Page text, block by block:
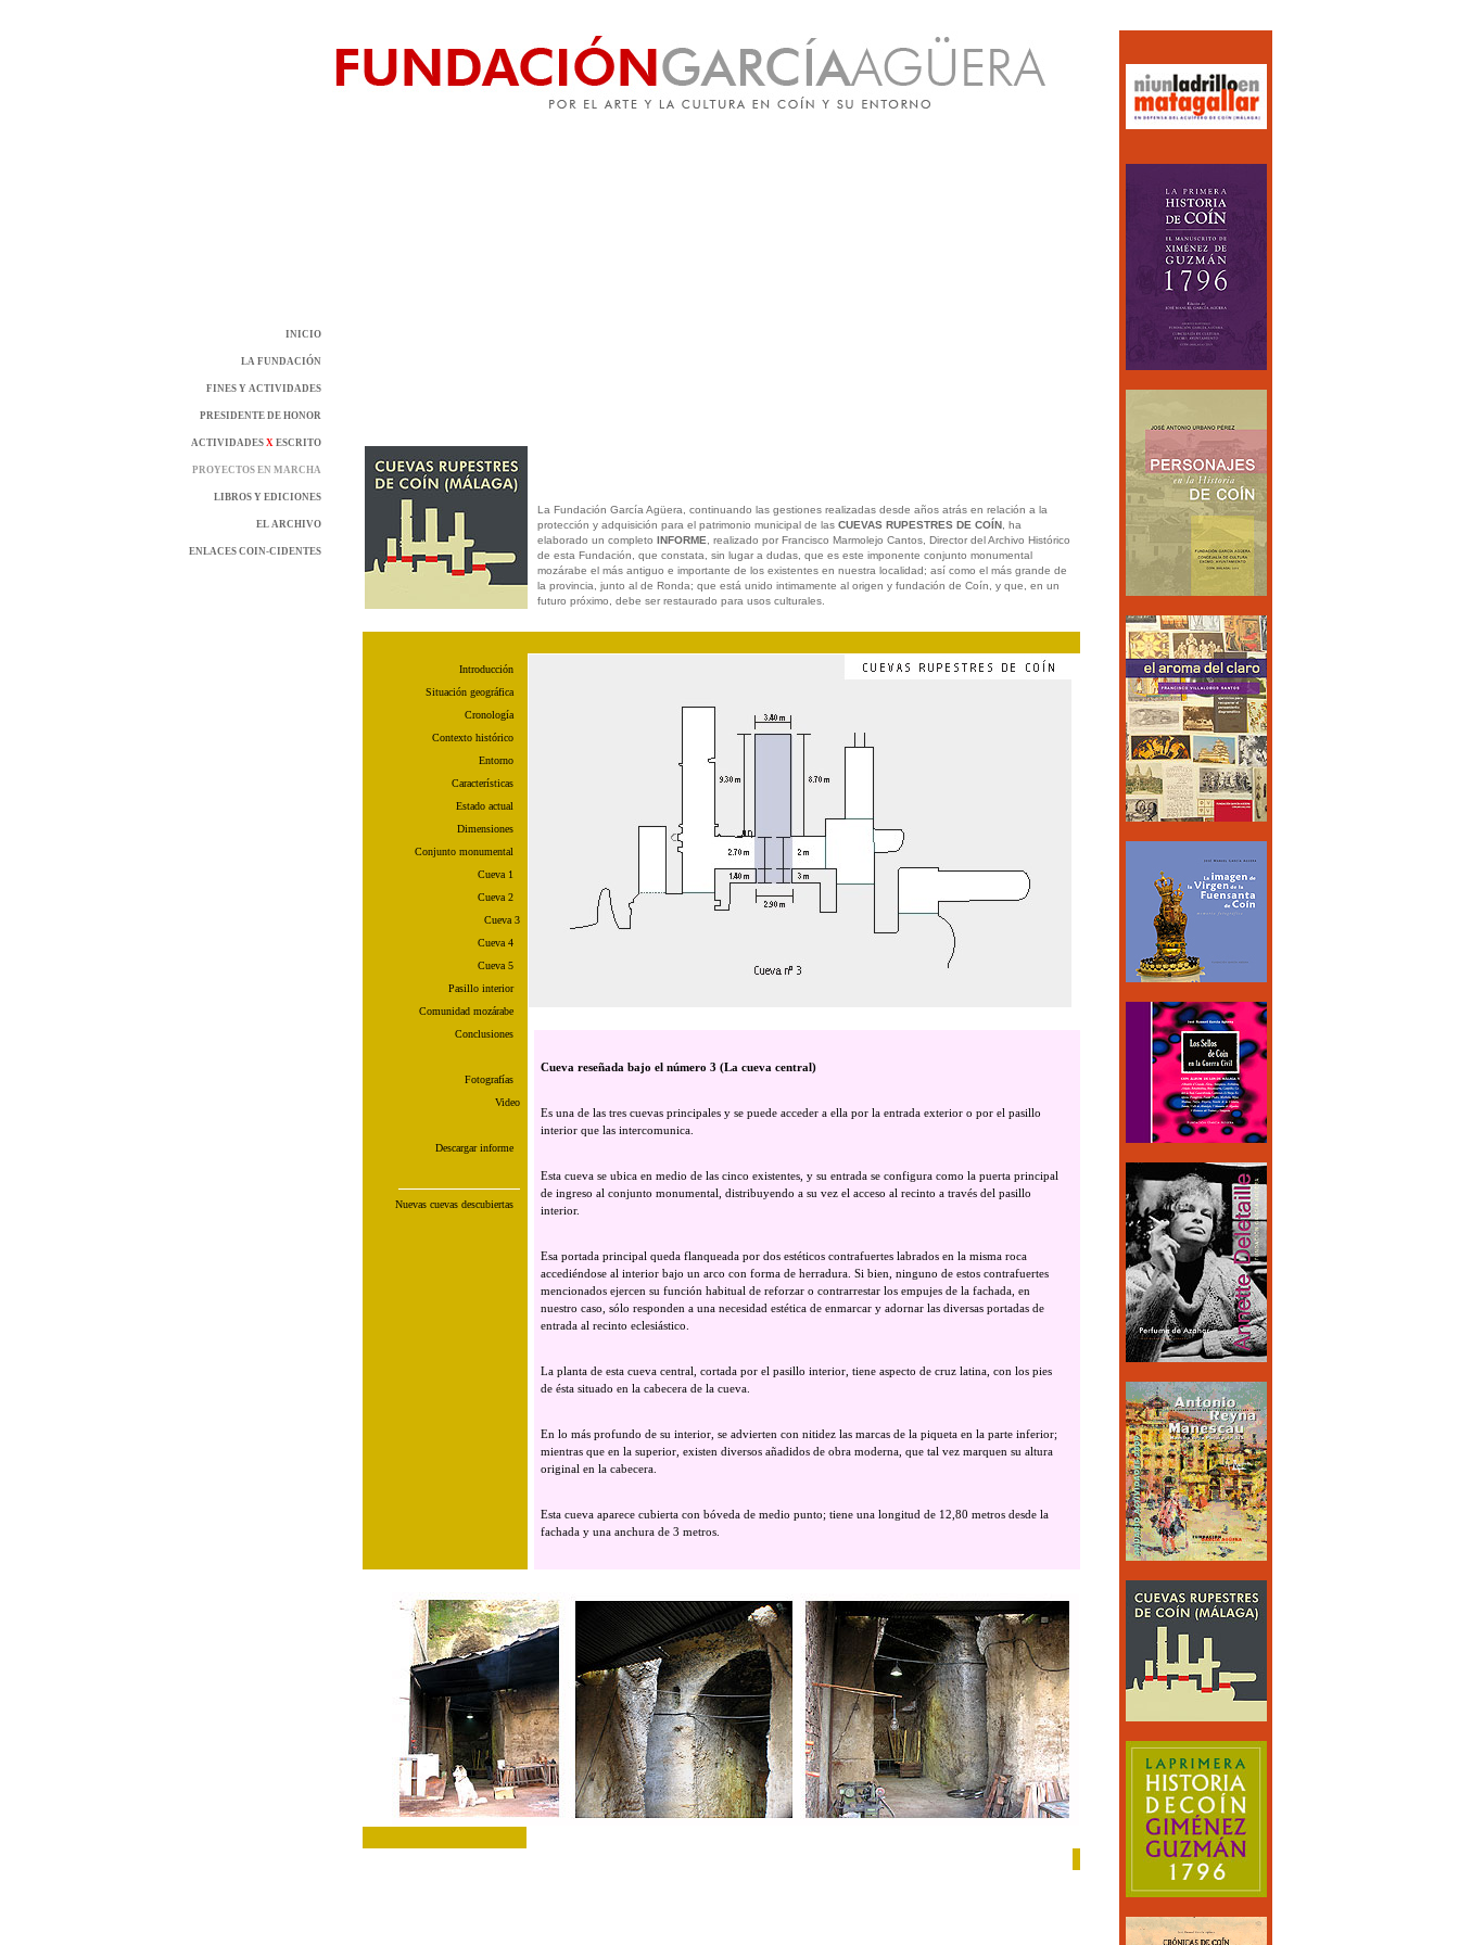
La Fundación García Agüera, continuando las gestiones realizadas desde años atrás en relación a la
protección y adquisición para el patrimonio municipal de las CUEVAS RUPESTRES DE COÍN, ha
elaborado un completo INFORME , realizado por Francisco Marmolejo Cantos, Director del Archivo Histórico
de esta Fundación, que constata, sin lugar a dudas, que es este imponente conjunto monumental
mozárabe el más antiguo e importante de los existentes en nuestra localidad; así como el más grande de
la provincia, junto al de Ronda; que está unido intimamente al origen y fundación de Coín, y que, en un
futuro próximo, debe ser restaurado para usos culturales.
Introducción
Situación geográfica
Cronología
Contexto histórico
Entorno
Características
Estado actual
Dimensiones
Conjunto monumental
Cueva 1
Cueva 2
Cueva 3
Cueva 4
Cueva 5
Pasillo interior
Comunidad mozárabe
Conclusiones
Fotografías
Video
Descargar informe
Nuevas cuevas descubiertas
Cueva reseñada bajo el número 3 (La cueva central)
Es una de las tres cuevas principales y se puede acceder a ella por la entrada exterior o por el pasillo
interior que las intercomunica.
Esta cueva se ubica en medio de las cinco existentes, y su entrada se configura como la puerta principal
de ingreso al conjunto monumental, distribuyendo a su vez el acceso al recinto a través del pasillo
interior.
Esa portada principal queda flanqueada por dos estéticos contrafuertes labrados en la misma roca
accediéndose al interior bajo un arco con forma de herradura. Si bien, ninguno de estos contrafuertes
mencionados ejercen su función habitual de reforzar o contrarrestar los empujes de la fachada, en
nuestro caso, sólo responden a una necesidad estética de enmarcar y adornar las diversas portadas de
entrada al recinto eclesiástico.
La planta de esta cueva central, cortada por el pasillo interior, tiene aspecto de cruz latina, con los pies
de ésta situado en la cabecera de la cueva.
En lo más profundo de su interior, se advierten con nitidez las marcas de la piqueta en la parte inferior;
mientras que en la superior, existen diversos añadidos de obra moderna, que tal vez marquen su altura
original en la cabecera.
Esta cueva aparece cubierta con bóveda de medio punto; tiene una longitud de 12,80 metros desde la
fachada y una anchura de 3 metros.
INICIO
LA FUNDACIÓN
FINES Y ACTIVIDADES
PRESIDENTE DE HONOR
ACTIVIDADES X ESCRITO
PROYECTOS EN MARCHA
LIBROS Y EDICIONES
EL ARCHIVO
ENLACES COIN-CIDENTES